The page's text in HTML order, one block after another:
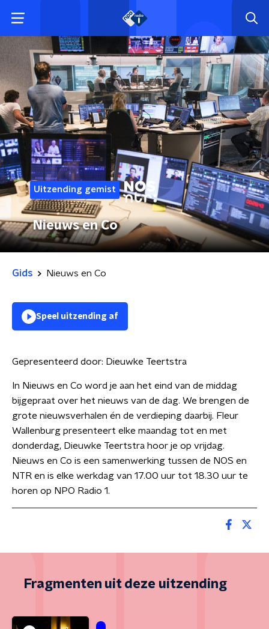
Uitzending gemist
Nieuws en Co
Gids Nieuws en Co
Speel uitzending af
Gepresenteerd door: Dieuwke Teertstra
In Nieuws en Co word je aan het eind van de middag
bijgepraat over het nieuws van de dag. We brengen de
grote nieuwsverhalen én de verdieping daarbij. Fleur
Wallenburg presenteert elke maandag tot en met
donderdag, Dieuwke Teertstra hoor je op vrijdag.
Nieuws en Co is een samenwerking tussen de NOS en
NTR en is elke werkdag van 17.00 uur tot 18.30 uur te
horen op NPO Radio 1.
Fragmenten uit deze uitzending